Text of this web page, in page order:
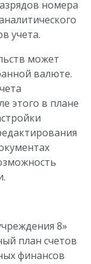
номера
учета.
может
валюте.
этого в плане
8»
план счетов
финансов